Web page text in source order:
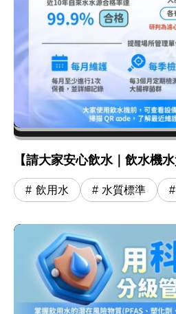
【請大家安心飲水｜飲水機
飲用水 水質標準